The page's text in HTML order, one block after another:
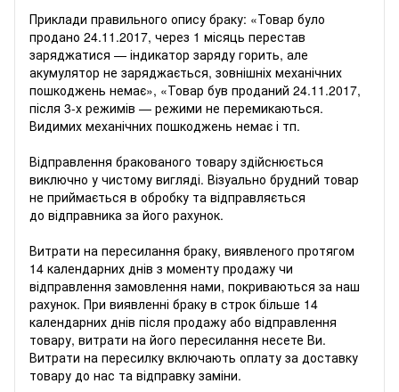
Приклади правильного опису браку: «Товар було
продано 24.11.2017, через 1 місяць перестав
заряджатися — індикатор заряду горить, але
акумулятор не заряджається, зовнішніх механічних
пошкоджень немає», «Товар був проданий 24.11.2017,
після 3-х режимів — режими не перемикаються.
Видимих ​​механічних пошкоджень немає і тп.
Відправлення бракованого товару здійснюється
виключно у чистому вигляді. Візуально брудний товар
не приймається в обробку та відправляється
до відправника за його рахунок.
Витрати на пересилання браку, виявленого протягом
14 календарних днів з моменту продажу чи
відправлення замовлення нами, покриваються за наш
рахунок. При виявленні браку в строк більше 14
календарних днів після продажу або відправлення
товару, витрати на його пересилання несете Ви.
Витрати на пересилку включають оплату за доставку
товару до нас та відправку заміни.